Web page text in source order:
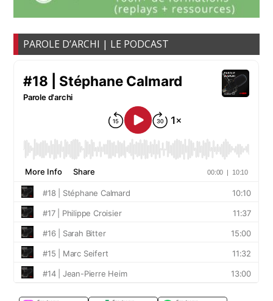
PAROLE D’ARCHI | LE PODCAST